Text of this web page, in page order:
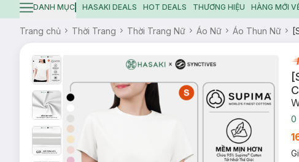
Hamburger icon
DANH MỤC HASAKI DEALS HOT DEALS THƯƠNG HIỆU HÀNG MỚI
Trang chủ Thời Trang Thời Trang Nữ Áo Nữ Áo Thun Nữ
0